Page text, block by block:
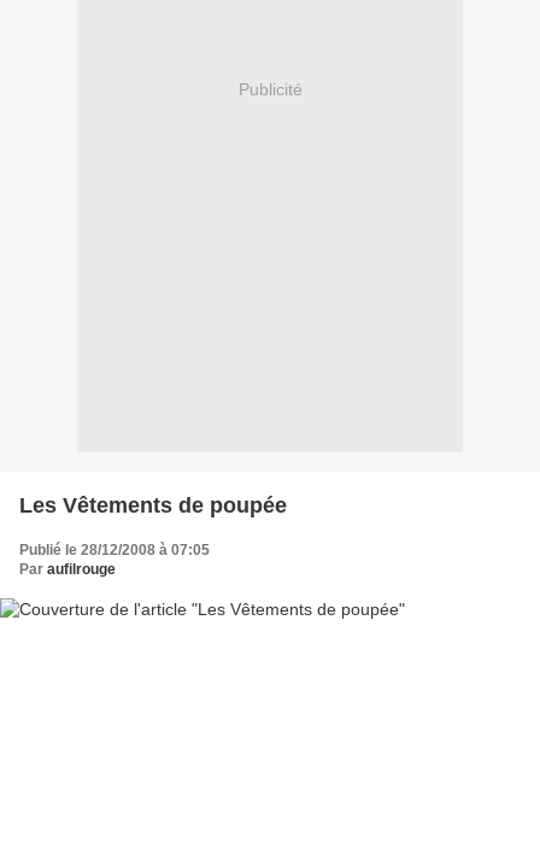
Publicité
Les Vêtements de poupée
Publié le 28/12/2008 à 07:05
Par aufilrouge